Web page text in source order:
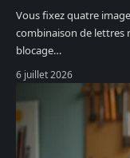
Vous fixez quatre
combinaison de lettres
blocage…
6 juillet 2026